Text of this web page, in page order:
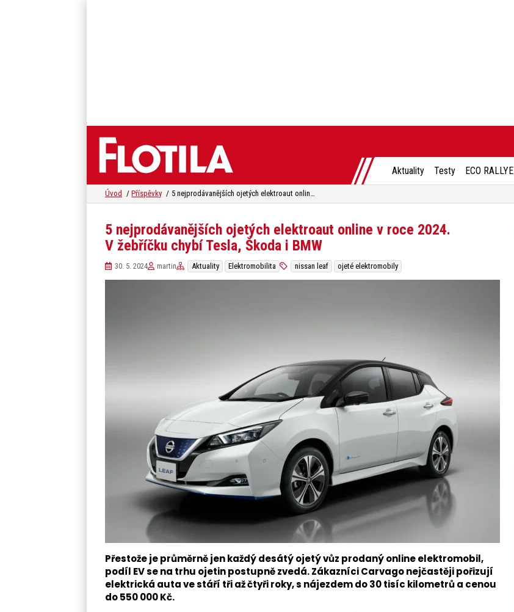
Aktuality Testy ECO RALLYE
Úvod Příspěvky 5 nejprodávanějších ojetých elektroaut online v roce 2024. V žebříčku chybí Tesla, Škoda i BMW
5 nejprodávanějších ojetých elektroaut online v roce 2024.
V žebříčku chybí Tesla, Škoda i BMW
30. 5. 2024 martin Aktuality Elektromobilita nissan leaf ojeté elektromobily
Přestože je průměrně jen každý desátý ojetý vůz prodaný online elektromobil,
podíl EV se na trhu ojetin postupně zvedá. Zákazníci Carvago nejčastěji pořizují
elektrická auta ve stáří tři až čtyři roky, s nájezdem do 30 tisíc kilometrů a cenou
do 550 000 Kč.